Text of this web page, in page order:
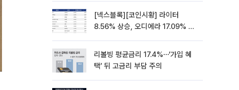
[넥스블록][코인시황] 라이터
8.56% 상승, 오디에라 17.09% 하
리볼빙 평균금리 17.4%⋯‘가입 혜
택’ 뒤 고금리 부담 주의